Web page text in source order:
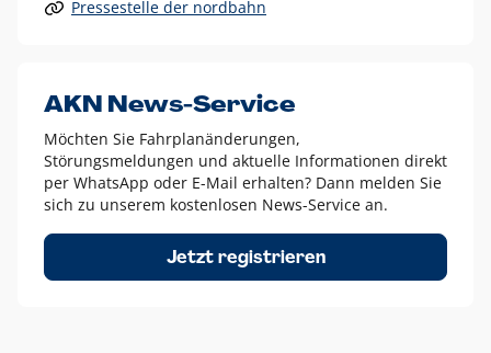
Alle anderen Logo-Varianten dürfen nur in Ausnahmefällen
Diese Ausnahmen sind zum Beispiel:
dem AKN Blau,
weißes Logo auf Fotohintergründen,
schwarzes Logo für reine Schwarz-Weiß-Umsetzungen
Um das Logo herum muss ein Schutzraum von jeweils einer
Höhe bzw. Breite des N aus AKN in alle Richtungen
Pressestelle der nordbahn
AKN News-Service
Möchten Sie Fahrplanänderungen,
Störungsmeldungen und aktuelle Informationen direkt
per WhatsApp oder E-Mail erhalten? Dann melden Sie
sich zu unserem kostenlosen News-Service an.
Jetzt registrieren